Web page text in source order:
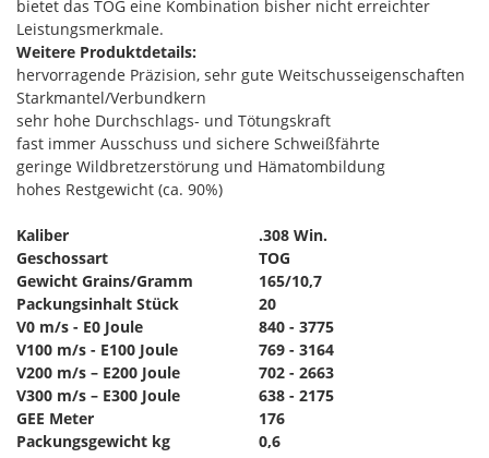
bietet das TOG eine Kombination bisher nicht erreichter
Leistungsmerkmale.
Weitere Produktdetails:
hervorragende Präzision, sehr gute Weitschusseigenschaften
Starkmantel/Verbundkern
sehr hohe Durchschlags- und Tötungskraft
fast immer Ausschuss und sichere Schweißfährte
geringe Wildbretzerstörung und Hämatombildung
hohes Restgewicht (ca. 90%)
Kaliber
.308 Win.
Geschossart
TOG
Gewicht Grains/Gramm
165/10,7
Packungsinhalt Stück
20
V0 m/s - E0 Joule
840 - 3775
V100 m/s - E100 Joule
769 - 3164
V200 m/s – E200 Joule
702 - 2663
V300 m/s – E300 Joule
638 - 2175
GEE Meter
176
Packungsgewicht kg
0,6